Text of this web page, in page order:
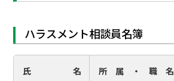
ハラスメント相談員名簿
氏 名 所 属 ・ 職 名